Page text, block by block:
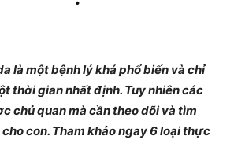
là một bệnh lý khá phổ biến và chỉ
thời gian nhất định. Tuy nhiên các
chủ quan mà cần theo dõi và tìm
con. Tham khảo ngay 6 loại thực